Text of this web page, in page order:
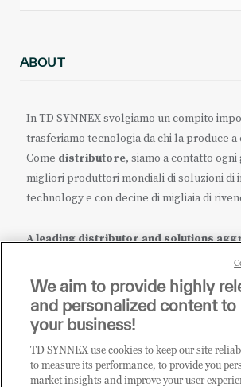
ABOUT
In TD SYNNEX svolgiamo un compito
trasferiamo tecnologia da chi la produce a
Come distributore, siamo a contatto ogni
migliori produttori mondiali di soluzioni di
technology e con decine di migliaia di
A leading distributor and solutions
it.tdsynnex.com eu.tdsynnex.com|
CATEGORIE
We aim to provide highly
and personalized content
your business!
TD SYNNEX use cookies to keep our site
to measure its performance, to provide you
market insights and improve your user